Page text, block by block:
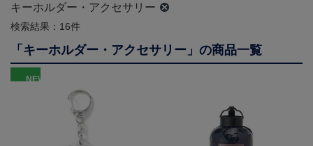
キーホルダー・アクセサリー
検索結果：16件
「キーホルダー・アクセサリー」の商品一覧
NEW